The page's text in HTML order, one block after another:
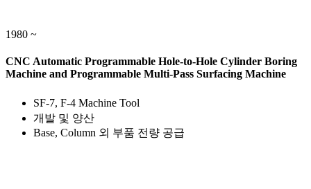
1980 ~
CNC Automatic Programmable Hole-to-Hole Cylinder Boring
Machine and Programmable Multi-Pass Surfacing Machine
SF-7, F-4 Machine Tool
개발 및 양산
Base, Column 외 부품 전량 공급